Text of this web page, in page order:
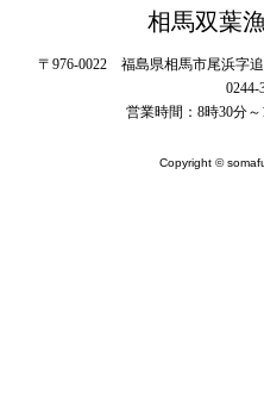
相馬双葉
〒976-0022 福島県相馬市尾浜字
0244-
営業時間：8時30分～
Copyright ©